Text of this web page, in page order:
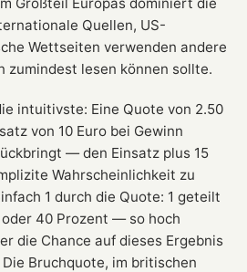
Quellen, US-
Wettseiten verwenden andere
zumindest lesen können sollte.
intuitivste: Eine Quote von 2.50
von 10 Euro bei Gewinn
— den Einsatz plus 15
Wahrscheinlichkeit zu
1 durch die Quote: 1 geteilt
40 Prozent — so hoch
die Chance auf dieses Ergebnis
Bruchquote, im britischen